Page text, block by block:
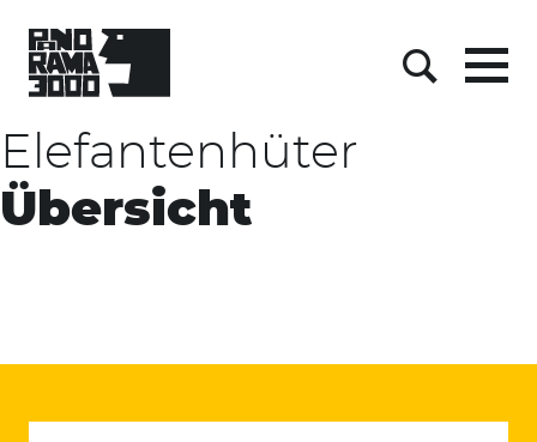
content
Menu
Elefantenhüter
Übersicht